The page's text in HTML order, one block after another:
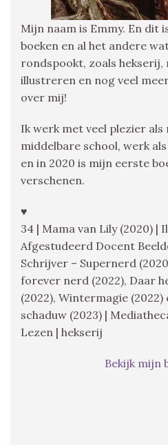
Mijn naam is Emmy. En dit
boeken en al het andere
rondspookt, zoals hekserij,
illustreren en nog veel
over mij!
Ik werk met veel plezier
middelbare school, werk
en in 2020 is mijn eerste
verschenen.
♥
34 | Mama van Lily (2020) |
Afgestudeerd Docent
Schrijver – Supernerd
forever nerd (2022), Daar
(2022), Wintermagie (2022)
schaduw (2023) |
Lezen | hekserij
Bekijk mijn